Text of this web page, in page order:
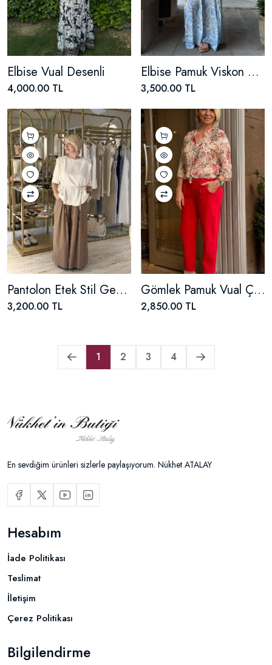
Elbise Vual Desenli
4,000.00 TL
Elbise Pamuk Viskon Askılı
3,500.00 TL
Pantolon Etek Stil Geniş Paça
3,200.00 TL
Gömlek Pamuk Vual Çiçekli
2,850.00 TL
1 2 3 4
En sevdiğim ürünleri sizlerle paylaşıyorum. Nükhet ATALAY
Hesabım
İade Politikası
Teslimat
İletişim
Çerez Politikası
Bilgilendirme